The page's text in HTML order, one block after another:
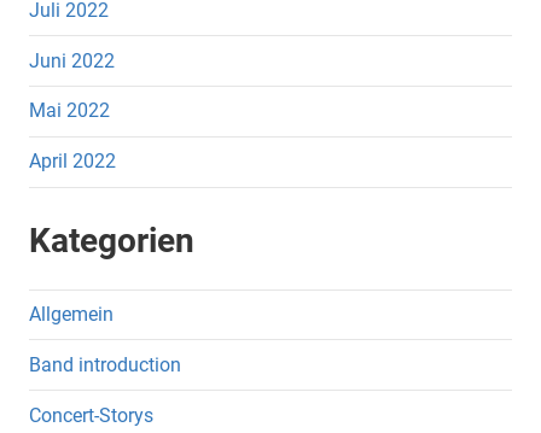
Juli 2022
Juni 2022
Mai 2022
April 2022
Kategorien
Allgemein
Band introduction
Concert-Storys